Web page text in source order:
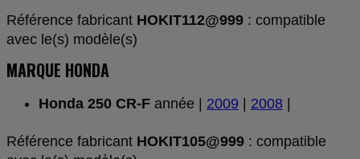
Référence fabricant HOKIT112@999 : compatible
avec le(s) modèle(s)
MARQUE HONDA
Honda 250 CR-F année | 2009 2008
Référence fabricant HOKIT105@999 : compatible